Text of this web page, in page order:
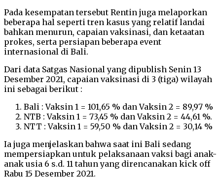
Pada kesempatan tersebut Rentin juga melaporkan
beberapa hal seperti tren kasus yang relatif landai
bahkan menurun, capaian vaksinasi, dan ketaatan
prokes, serta persiapan beberapa event
internasional di Bali.
Dari data Satgas Nasional yang dipublish Senin 13
Desember 2021, capaian vaksinasi di 3 (tiga) wilayah
ini sebagai berikut :
Bali : Vaksin 1 = 101,65 % dan Vaksin 2 = 89,97 %
NTB : Vaksin 1 = 73,45 % dan Vaksin 2 = 44,61 %.
NTT : Vaksin 1 = 59,50 % dan Vaksin 2 = 30,14 %
Ia juga menjelaskan bahwa saat ini Bali sedang
mempersiapkan untuk pelaksanaan vaksi bagi anak-
anak usia 6 s.d. 11 tahun yang direncanakan kick off
Rabu 15 Desember 2021.